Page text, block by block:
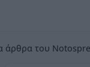
άρθρα του